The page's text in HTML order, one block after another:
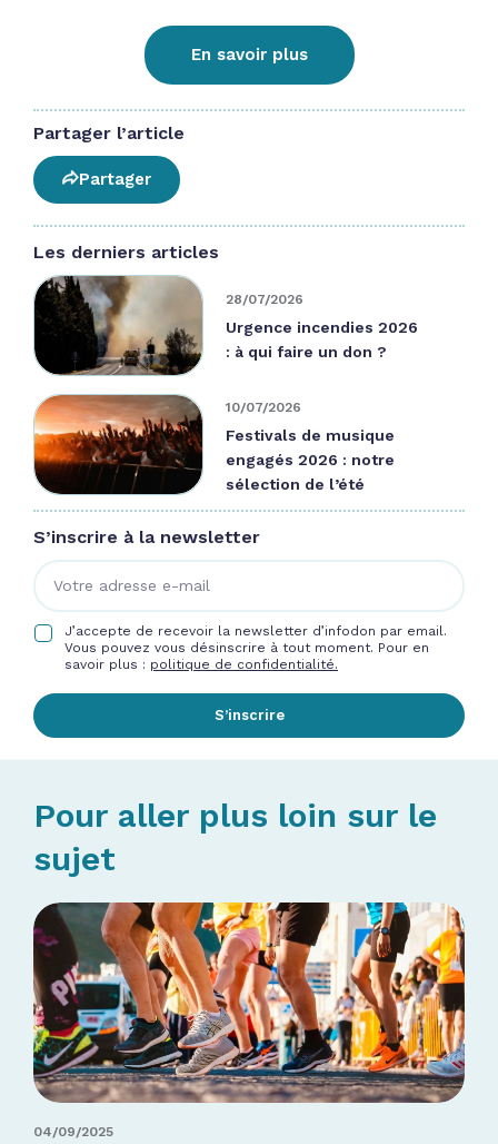
En savoir plus
Partager l’article
Partager
Les derniers articles
28/07/2026
Urgence incendies 2026
: à qui faire un don ?
10/07/2026
Festivals de musique
engagés 2026 : notre
sélection de l’été
S’inscrire à la newsletter
J’accepte de recevoir la newsletter d’infodon par email.
Vous pouvez vous désinscrire à tout moment. Pour en
savoir plus : politique de confidentialité.
S’inscrire
Pour aller plus loin sur le
sujet
04/09/2025